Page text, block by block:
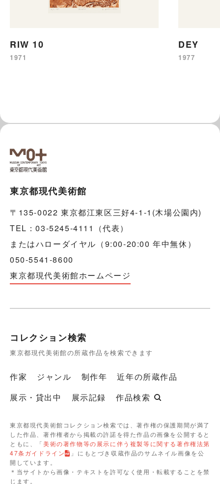
RIW 10
1971
DEY
1977
東京都現代美術館
〒135-0022 東京都江東区三好4-1-1(木場公園内)
TEL：03-5245-4111（代表）
またはハローダイヤル（9:00-20:00 年中無休）
050-5541-8600
東京都現代美術館ホームページ
コレクション検索
東京都現代美術館の所蔵作品を検索できます
作家 ジャンル 制作年
近年の所蔵作品
展示・貸出中
展示記録 作品検索
東京都現代美術館コレクション検索では、著作権の保護期間が満了
した作品、著作権者から掲載の許諾を得た作品の画像を公開すると
ともに、「美術の著作物等の展示に伴う複製等に関する著作権法第
47条ガイドライン
」にもとづき収蔵作品のサムネイル画像を公
開しています。
＊当サイトから画像・テキストを許可なく使用・転載することを禁
じます。